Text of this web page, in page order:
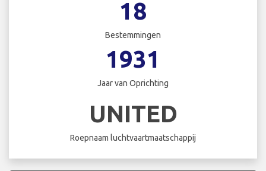
18
Bestemmingen
1931
Jaar van Oprichting
UNITED
Roepnaam luchtvaartmaatschappij